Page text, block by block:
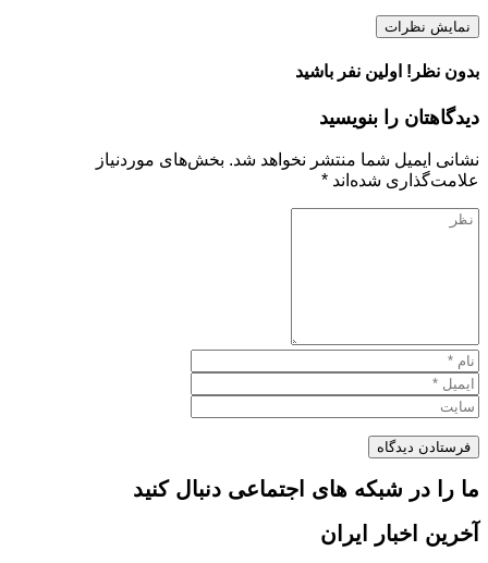
نمایش نظرات
بدون نظر! اولین نفر باشید
دیدگاهتان را بنویسید
نشانی ایمیل شما منتشر نخواهد شد. بخش‌های موردنیاز
علامت‌گذاری شده‌اند *
ما را در شبکه های اجتماعی دنبال کنید
آخرین اخبار ایران